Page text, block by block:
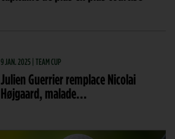
9 JAN. 2025 | TEAM CUP
Julien Guerrier remplace Nicolai
Højgaard, malade…